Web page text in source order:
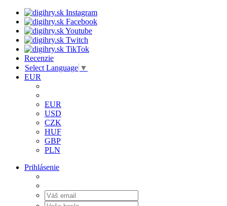
Recenzie
Select Language ▼
EUR
EUR
USD
CZK
HUF
GBP
PLN
Prihlásenie